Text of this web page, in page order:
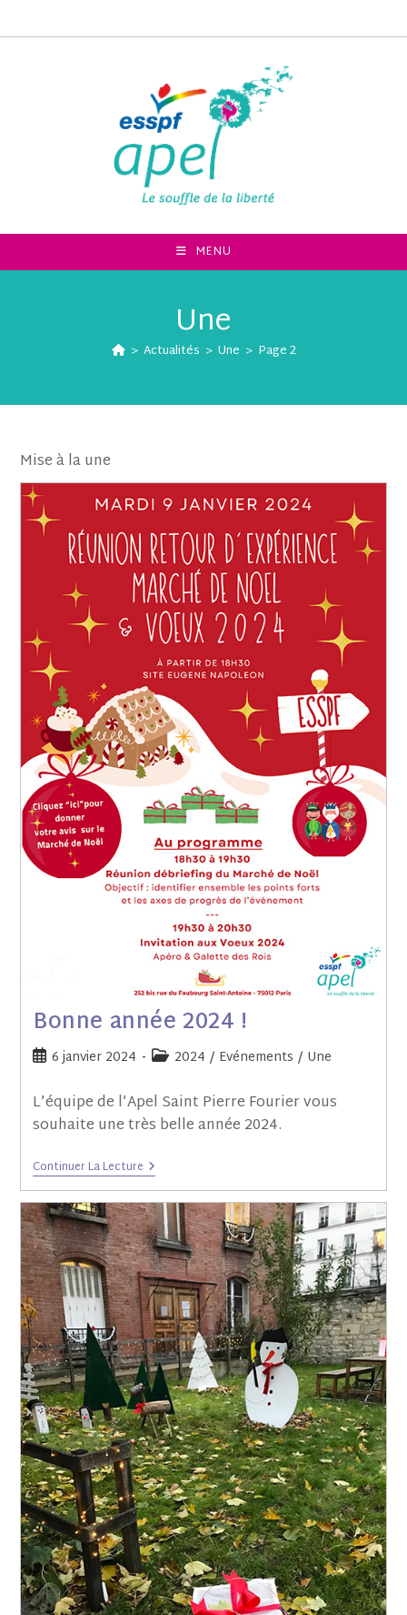
MENU
Une
> Actualités > Une > Page 2
Mise à la une
Bonne année 2024 !
6 janvier 2024 2024 / Evénements / Une
L’équipe de l’Apel Saint Pierre Fourier vous
souhaite une très belle année 2024.
Continuer La Lecture